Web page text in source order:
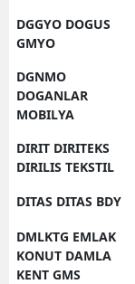
DGGYO DOGUS
GMYO
DGNMO
DOGANLAR
MOBILYA
DIRIT DIRITEKS
DIRILIS TEKSTIL
DITAS DITAS BDY
DMLKTG EMLAK
KONUT DAMLA
KENT GMS